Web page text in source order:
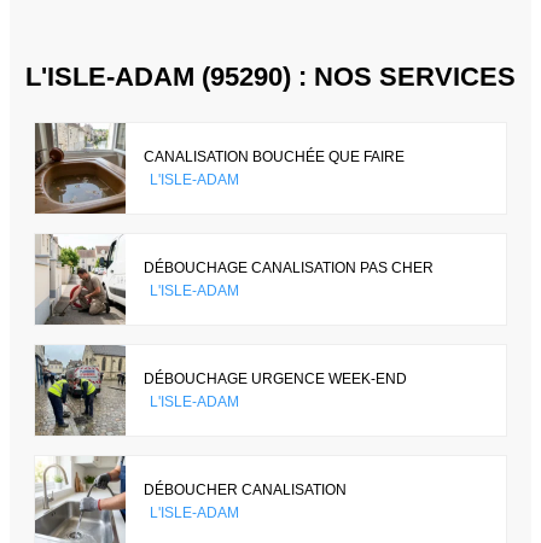
L'ISLE-ADAM (95290) : NOS SERVICES
CANALISATION BOUCHÉE QUE FAIRE
L'ISLE-ADAM
DÉBOUCHAGE CANALISATION PAS CHER
L'ISLE-ADAM
DÉBOUCHAGE URGENCE WEEK-END
L'ISLE-ADAM
DÉBOUCHER CANALISATION
L'ISLE-ADAM